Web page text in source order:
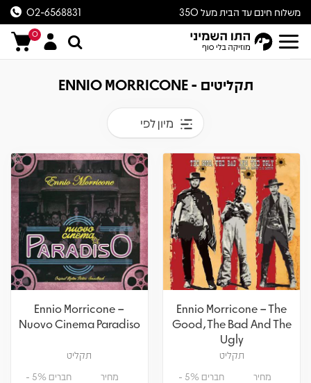
משלוח חינם עד הבית מעל 350
ש״ח
02-6568831
0
תקליטים - ENNIO MORRICONE
מיון לפי
Ennio Morricone – The
Good, The Bad And The
Ugly
תקליט
מחיר חברים 5% -
Ennio Morricone –
Nuovo Cinema Paradiso
תקליט
מחיר חברים 5% -